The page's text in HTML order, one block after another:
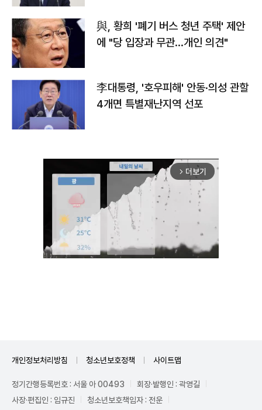
與, 황희 '폐기 버스 청년 주택' 제안
에 "당 입장과 무관…개인 의견"
李대통령, '호우피해' 안동·의성 관할
4개면 특별재난지역 선포
arrow_forward_ios 더보기
개인정보처리방침 청소년보호정책 사이트맵
정기간행등록번호 : 서울 아 00493
회장·발행인 : 곽영길
사장·편집인 : 임규진
청소년보호책임자 : 전운